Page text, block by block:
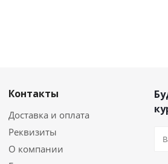
Контакты
Доставка и оплата
Реквизиты
О компании